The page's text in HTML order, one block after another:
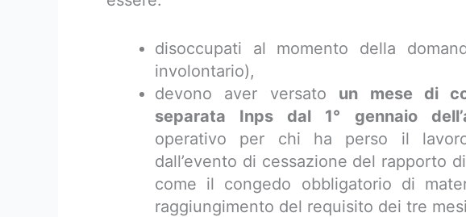
disoccupati al momento della
involontario),
devono aver versato un mese di
separata Inps dal 1° gennaio
operativo per chi ha perso il
dall’evento di cessazione del rapporto
come il congedo obbligatorio di
raggiungimento del requisito dei tre